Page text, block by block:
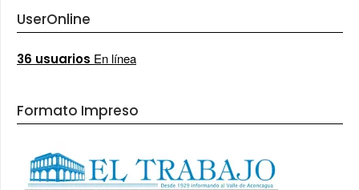
UserOnline
36 usuarios En línea
Formato Impreso